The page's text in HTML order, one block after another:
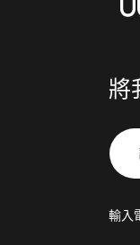
將
請
輸
郵
輸入